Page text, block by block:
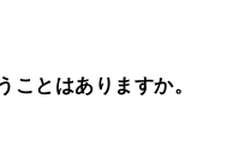
ことはありますか。